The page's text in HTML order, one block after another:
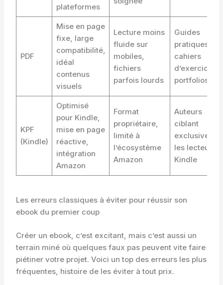
plateformes
PDF
Mise en page
fixe, large
compatibilité,
idéal
contenus
visuels
Lecture moins
fluide sur
mobiles,
fichiers
parfois lourds
Guides
pratiques,
cahiers
d’exercices,
portfolios
KPF
(Kindle)
Optimisé
pour Kindle,
mise en page
réactive,
intégration
Amazon
Format
propriétaire,
limité à
l’écosystème
Amazon
Auteurs
ciblant
les lecteurs
Kindle
Les erreurs classiques à éviter pour réussir son
ebook du premier coup
Créer un ebook, c’est excitant, mais c’est aussi un
terrain miné où quelques faux pas peuvent vite faire
piétiner votre projet. Voici un top des erreurs les plus
fréquentes, histoire de les éviter à tout prix.